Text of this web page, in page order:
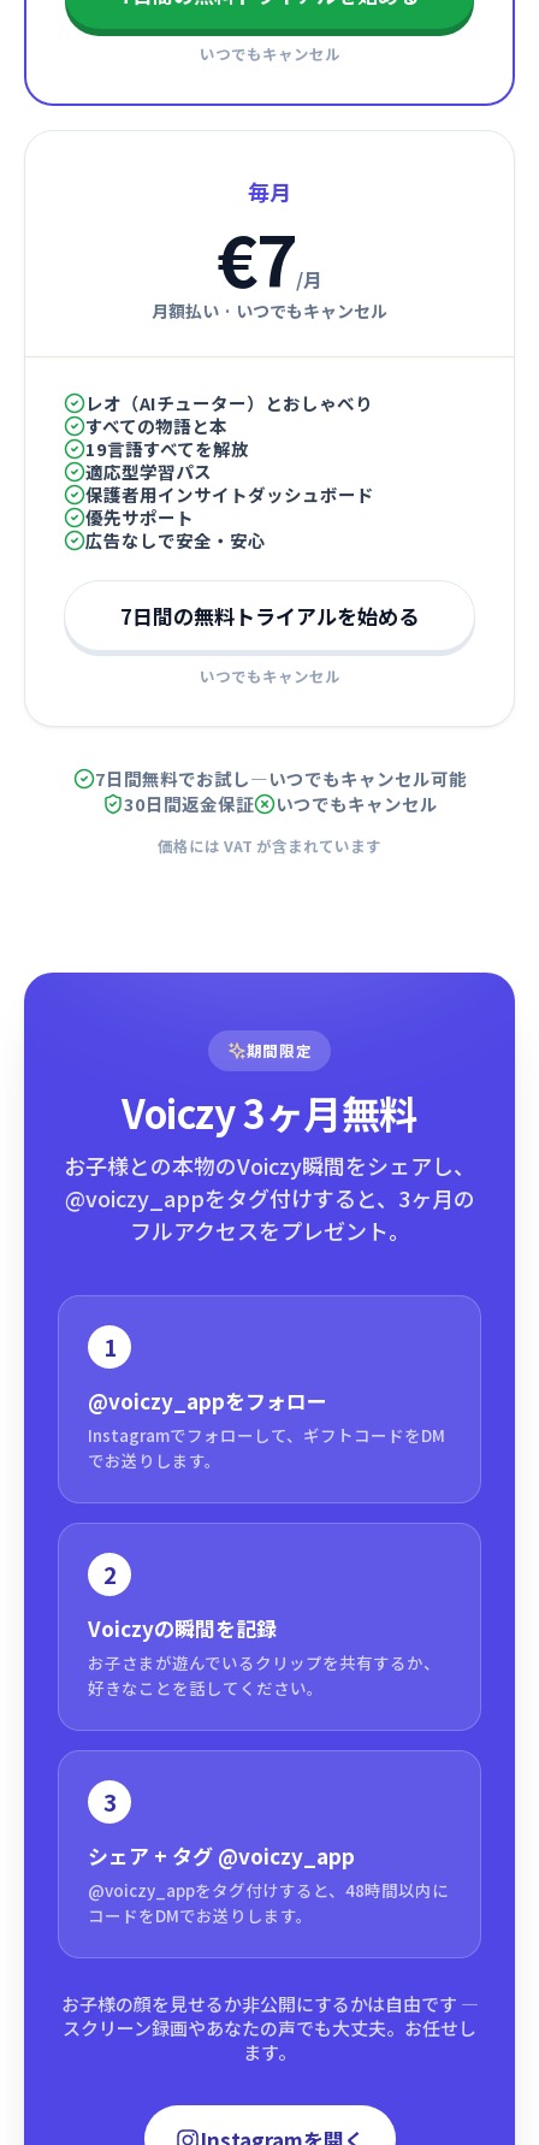
いつでもキャンセル
毎月
€7/月
月額払い · いつでもキャンセル
レオ（AIチューター）とおしゃべり
すべての物語と本
19言語すべてを解放
適応型学習パス
保護者用インサイトダッシュボード
優先サポート
広告なしで安全・安心
7日間の無料トライアルを始める
いつでもキャンセル
7日間無料でお試し—いつでもキャンセル可能
30日間返金保証
いつでもキャンセル
価格には VAT が含まれています
期間限定
Voiczy 3ヶ月無料
お子様との本物のVoiczy瞬間をシェアし、
@voiczy_appをタグ付けすると、3ヶ月の
フルアクセスをプレゼント。
1
@voiczy_appをフォロー
Instagramでフォローして、ギフトコードをDM
でお送りします。
2
Voiczyの瞬間を記録
お子さまが遊んでいるクリップを共有するか、
好きなことを話してください。
3
シェア + タグ @voiczy_app
@voiczy_appをタグ付けすると、48時間以内に
コードをDMでお送りします。
お子様の顔を見せるか非公開にするかは自由です —
スクリーン録画やあなたの声でも大丈夫。お任せし
ます。